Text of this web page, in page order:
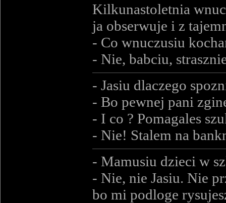
Kilkunastoletnia
ja obserwuje i z
- Co wnuczusiu
- Nie, babciu,
- Jasiu dlaczego
- Bo pewnej pani
- I co ? Pomagales
- Nie! Stalem na
- Mamusiu dzieci w
- Nie, nie Jasiu. Nie
bo mi podloge